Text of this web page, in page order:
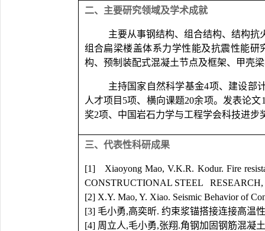
二、主要研究领域及学术成就
主要从事钢结构、组合结构、结构
组合扁梁楼盖体系力学性能及抗震性能
构、预制装配式混凝土节点及框架、甲壳
主持国家自然科学基金4项、建设部
人才项目 5项、横向课题20余项。发表论文
奖2项、中国岩石力学与工程学会科技进步
三、代表性科研成果
[1] Xiaoyong Mao, V.K.R. Kodur. Fire
CONSTRUCTIONAL STEEL RESEARCH,
[2] X.Y. Mao, Y. Xiao. Seismic Behavior of
[3] 毛小勇,高奕昕. 约束浆锚搭接连接高温
[4] 周立人,毛小勇,张翔.角钢加固钢筋混凝